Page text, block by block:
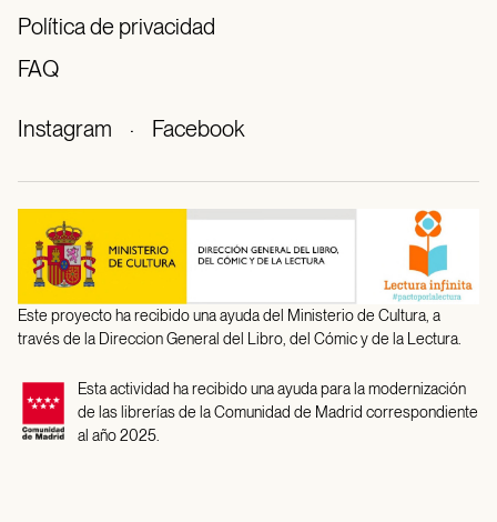
Política de privacidad
FAQ
Instagram · Facebook
Este proyecto ha recibido una ayuda del Ministerio de Cultura, a
través de la Direccion General del Libro, del Cómic y de la Lectura.
Esta actividad ha recibido una ayuda para la modernización
de las librerías de la Comunidad de Madrid correspondiente
al año 2025.